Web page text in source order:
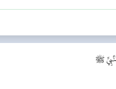
ﷺ